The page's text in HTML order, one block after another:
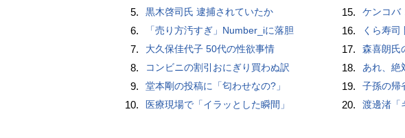
5. 黒木啓司氏 逮捕されていたか
6. 「売り方汚すぎ」Number_iに落胆
7. 大久保佳代子 50代の性欲事情
8. コンビニの割引おにぎり買わぬ訳
9. 堂本剛の投稿に「匂わせなの?」
10. 医療現場で「イラッとした瞬間」
15. ケンコバ
16. くら寿司
17. 森喜朗氏
18. あれ、絶
19. 子孫の帰
20. 渡邊渚「